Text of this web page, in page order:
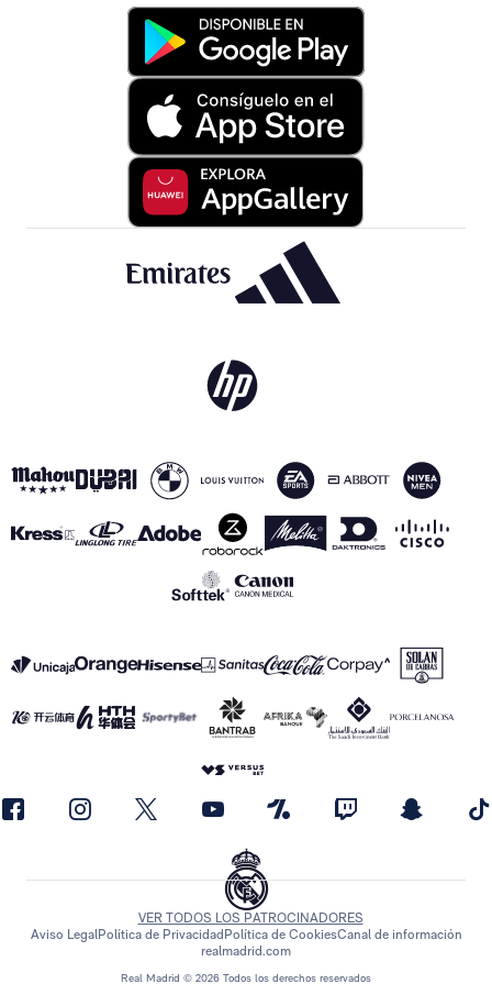
Real Madrid © 2026 Todos los derechos reservados
VER TODOS LOS PATROCINADORES
Aviso LegalPolítica de Privacidad Política de CookiesCanal de información
realmadrid.com